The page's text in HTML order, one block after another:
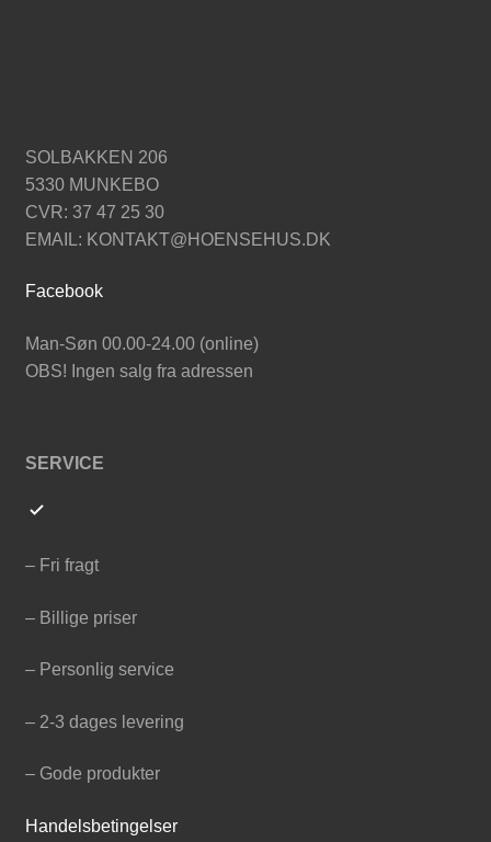
SOLBAKKEN 206
5330 MUNKEBO
CVR: 37 47 25 30
EMAIL: KONTAKT@HOENSEHUS.DK
Facebook
Man-Søn 00.00-24.00 (online)
OBS! Ingen salg fra adressen
SERVICE
– Fri fragt
– Billige priser
– Personlig service
– 2-3 dages levering
– Gode produkter
Handelsbetingelser